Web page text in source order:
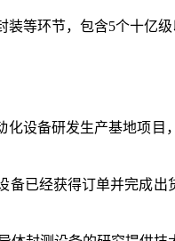
等环节，包含5个十亿级
设备研发生产基地项
已经获得订单并完成